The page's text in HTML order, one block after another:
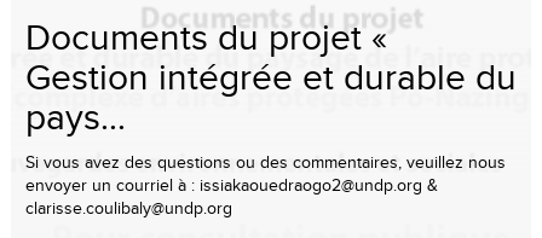
Documents du projet «
Gestion intégrée et durable du
pays...
Si vous avez des questions ou des commentaires, veuillez nous
envoyer un courriel à : issiakaouedraogo2@undp.org &
clarisse.coulibaly@undp.org